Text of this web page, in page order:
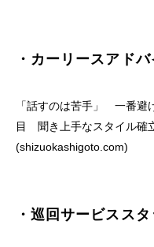
・カーリースアド
「話すのは苦手」 一番避
目 聞き上手なスタイル確
(shizuokashigoto.com)
・巡回サービススタ